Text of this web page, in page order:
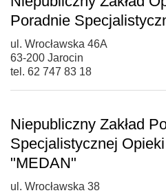
Poradnie
ul. Wrocławska 46A
63-200 Jarocin
tel. 62 747 83 18
Niepubliczny Zakład
Specjalistycznej
"MEDAN"
ul. Wrocławska 38